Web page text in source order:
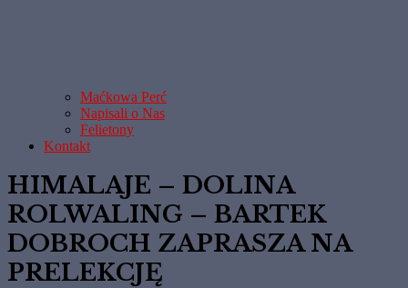
Maćkowa Perć
Napisali o Nas
Felietony
Kontakt
HIMALAJE – DOLINA
ROLWALING – BARTEK
DOBROCH ZAPRASZA NA
PRELEKCJĘ